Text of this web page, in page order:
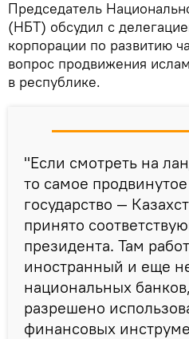
Председатель
(НБТ) обсудил с
корпорации по развитию
вопрос продвижения
в республике.
"Если смотреть на
то самое
государство —
принято
президента. Там
иностранный и еще
национальных
разрешено
финансовых